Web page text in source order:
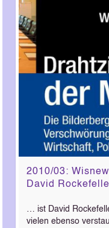
2010/03:
David
… ist David
vielen ebenso